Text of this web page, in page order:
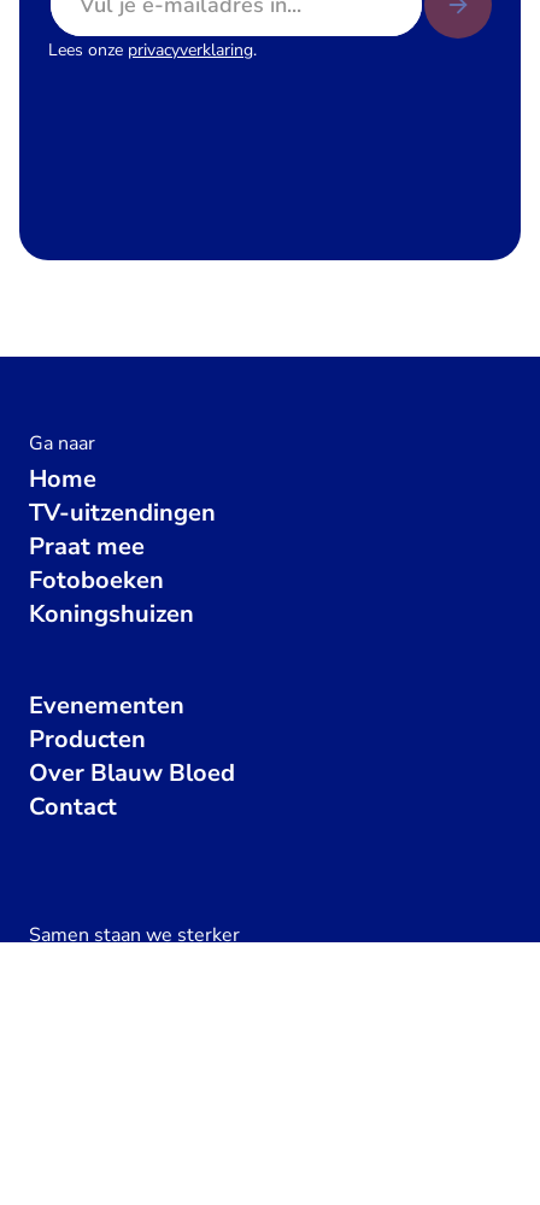
Lees onze privacyverklaring.
Ga naar
Home
TV-uitzendingen
Praat mee
Fotoboeken
Koningshuizen
Evenementen
Producten
Over Blauw Bloed
Contact
Samen staan we sterker